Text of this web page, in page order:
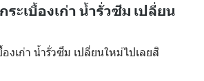
ะเบื้องเก่า น้ำรั่วซึม เปลี่ยน
งเก่า น้ำรั่วซึม เปลี่ยนใหม่ไปเลยสิ